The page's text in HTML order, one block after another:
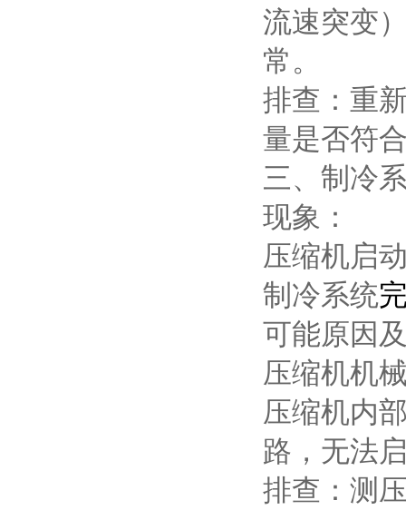
流速突变
常。
排查：重
量是否符
三、制冷
现象：
压缩机启
制冷系统
可能原因
压缩机机
压缩机内
路，无法
排查：测